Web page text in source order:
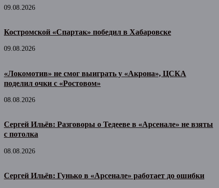
09.08.2026
Костромской «Спартак» победил в Хабаровске
09.08.2026
«Локомотив» не смог выиграть у «Акрона», ЦСКА
поделил очки с «Ростовом»
08.08.2026
Сергей Ильёв: Разговоры о Тедееве в «Арсенале» не взяты
с потолка
08.08.2026
Сергей Ильёв: Гунько в «Арсенале» работает до ошибки